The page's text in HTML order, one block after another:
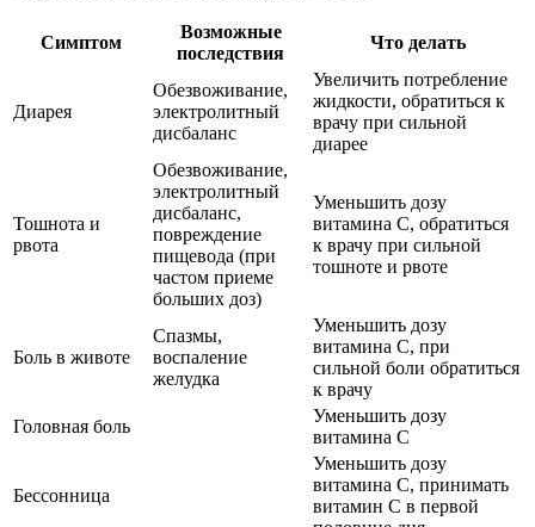
Симптом
Возможные
последствия
Что делать
Диарея
Обезвоживание,
электролитный
дисбаланс
Увеличить потребление
жидкости, обратиться к
врачу при сильной
диарее
Тошнота и
рвота
Обезвоживание,
электролитный
дисбаланс,
повреждение
пищевода (при
частом приеме
больших доз)
Уменьшить дозу
витамина С, обратиться
к врачу при сильной
тошноте и рвоте
Боль в животе
Спазмы,
воспаление
желудка
Уменьшить дозу
витамина С, при
сильной боли обратиться
к врачу
Головная боль
Уменьшить дозу
витамина С
Бессонница
Уменьшить дозу
витамина С, принимать
витамин С в первой